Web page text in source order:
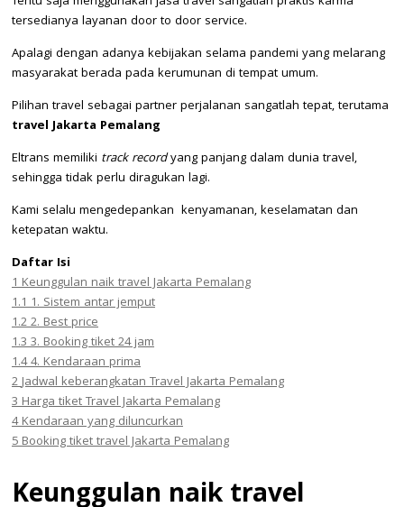
tersedianya layanan door to door service.
Apalagi dengan adanya kebijakan selama pandemi yang melarang
masyarakat berada pada kerumunan di tempat umum.
Pilihan travel sebagai partner perjalanan sangatlah tepat, terutama
travel Jakarta Pemalang
Eltrans memiliki track recordyang panjang dalam dunia travel,
sehingga tidak perlu diragukan lagi.
Kami selalu mengedepankan kenyamanan, keselamatan dan
ketepatan waktu.
Daftar Isi
1Keunggulan naik travel Jakarta Pemalang
1.11. Sistem antar jemput
1.22. Best price
1.33. Booking tiket 24 jam
1.44. Kendaraan prima
2Jadwal keberangkatan Travel Jakarta Pemalang
3Harga tiket Travel Jakarta Pemalang
4Kendaraan yang diluncurkan
5Booking tiket travel Jakarta Pemalang
Keunggulan naik travel